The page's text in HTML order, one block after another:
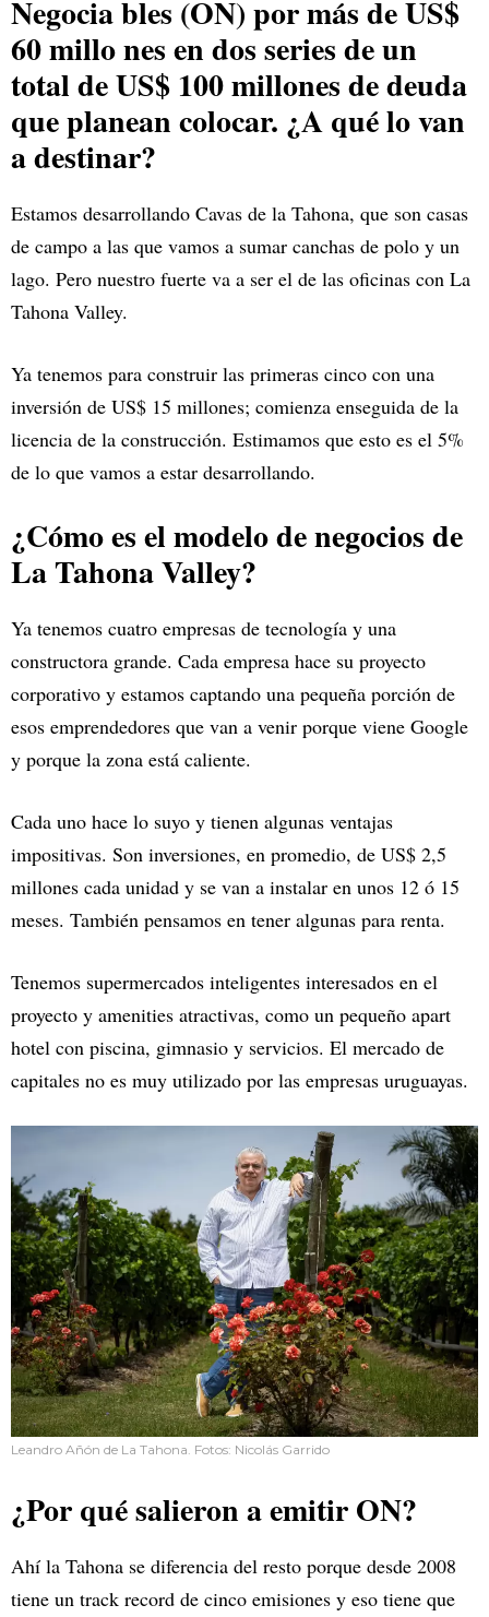
Negocia bles (ON) por más de US$
60 millo nes en dos series de un
total de US$ 100 millones de deuda
que planean colocar. ¿A qué lo van
a destinar?
Estamos desarrollando Cavas de la Tahona, que son casas
de campo a las que vamos a sumar canchas de polo y un
lago. Pero nuestro fuerte va a ser el de las oficinas con La
Tahona Valley.
Ya tenemos para construir las primeras cinco con una
inversión de US$ 15 millones; comienza enseguida de la
licencia de la construcción. Estimamos que esto es el 5%
de lo que vamos a estar desarrollando.
¿Cómo es el modelo de negocios de
La Tahona Valley?
Ya tenemos cuatro empresas de tecnología y una
constructora grande. Cada empresa hace su proyecto
corporativo y estamos captando una pequeña porción de
esos emprendedores que van a venir porque viene Google
y porque la zona está caliente.
Cada uno hace lo suyo y tienen algunas ventajas
impositivas. Son inversiones, en promedio, de US$ 2,5
millones cada unidad y se van a instalar en unos 12 ó 15
meses. También pensamos en tener algunas para renta.
Tenemos supermercados inteligentes interesados en el
proyecto y amenities atractivas, como un pequeño apart
hotel con piscina, gimnasio y servicios. El mercado de
capitales no es muy utilizado por las empresas uruguayas.
Leandro Añón de La Tahona. Fotos: Nicolás Garrido
¿Por qué salieron a emitir ON?
Ahí la Tahona se diferencia del resto porque desde 2008
tiene un track record de cinco emisiones y eso tiene que